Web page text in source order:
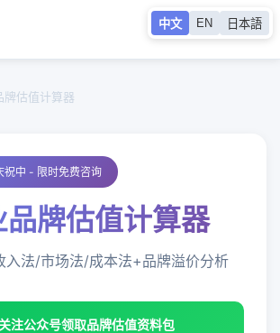
中文 EN 日本語
首页 企业经营
牌估值计算器
祝中 - 限时免费咨询
牌估值计算器
入法/市场法/成本法+品牌溢价分析
注公众号领取品牌估值资料包